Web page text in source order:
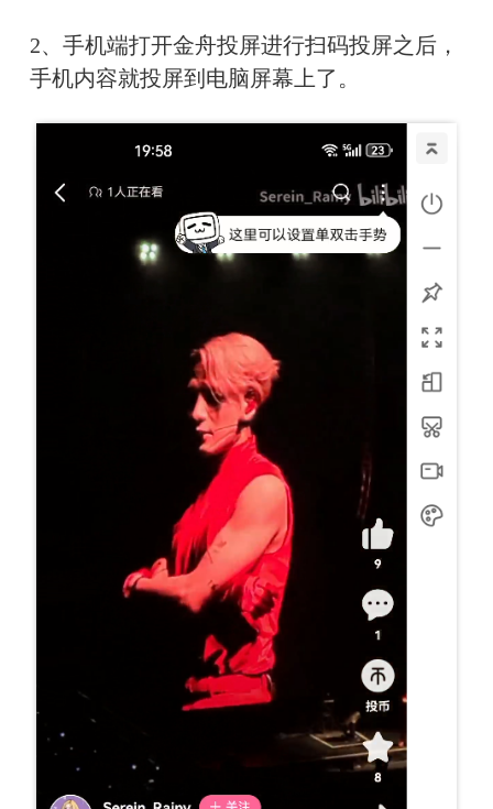
2、手机端打开金舟投屏进行扫码投屏之后，
手机内容就投屏到电脑屏幕上了。